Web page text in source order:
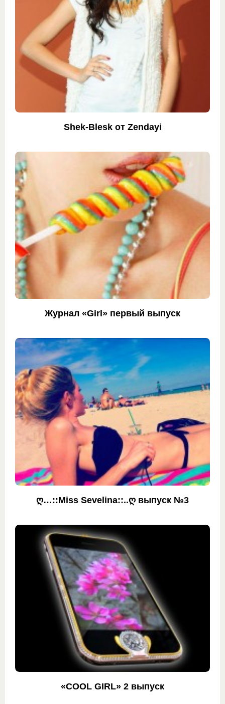
Shek-Blesk от Zendayi
Журнал «Girl» первый выпуск
ღ…::Miss Sevelina::..ღ выпуск №3
«COOL GIRL» 2 выпуск